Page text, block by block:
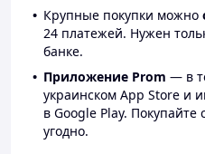
Крупные покупки можно
24 платежей. Нужен
банке.
Приложение Prom — в
украинском App Store и
в Google Play. Покупайте
угодно.